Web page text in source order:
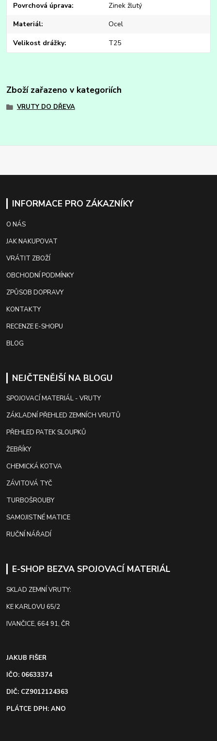
Povrchová úprava Zinek žlutý
Materiál Ocel
Velikost drážky T25
Zboží zařazeno v kategoriích
VRUTY DO DŘEVA
INFORMACE PRO ZÁKAZNÍKY
O NÁS
JAK NAKUPOVAT
VRÁTIT ZBOŽÍ
OBCHODNÍ PODMÍNKY
ZPŮSOB DOPRAVY
KONTAKTY
RECENZE E-SHOPU
BLOG
NEJČTENĚJŠÍ NA BLOGU
SPOJOVACÍ MATERIÁL - VRUTY
ZÁKLADNÍ PŘEHLED ZEMNÍCH VRUTŮ
PŘEHLED PATEK SLOUPKŮ
ŽEBŘÍKY
CHEMICKÁ KOTVA
ZÁVITOVÁ TYČ
TURBOŠROUBY
SAMOJISTNÉ MATICE
RUČNÍ NÁŘADÍ
E-SHOP BEZVA SPOJOVACÍ MATERIÁL
SKLAD ZEMNÍ VRUTY:
KE KARLOVU 65/2
IVANČICE, 664 91, ČR
JAKUB FIŠER
IČO: 06633374
DIČ: CZ9012124363
PLÁTCE DPH: ANO